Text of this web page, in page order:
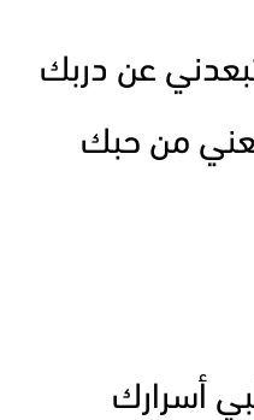
عن دربك
من حبك
أسرارك